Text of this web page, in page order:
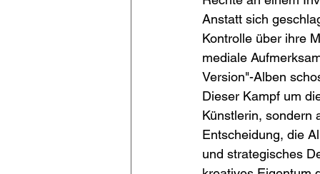
Anstatt sich
Kontrolle über ihre
mediale
Version"-Alben
Dieser Kampf um
Künstlerin, sondern
Entscheidung, die
und strategisches